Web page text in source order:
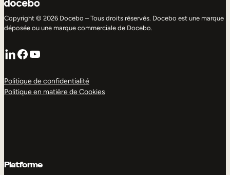
Copyright © 2026 Docebo – Tous droits réservés. Docebo est une marque
déposée ou une marque commerciale de Docebo.
LinkedIn
Facebook
YouTube
Politique de confidentialité
Politique en matière de Cookies
Platforme